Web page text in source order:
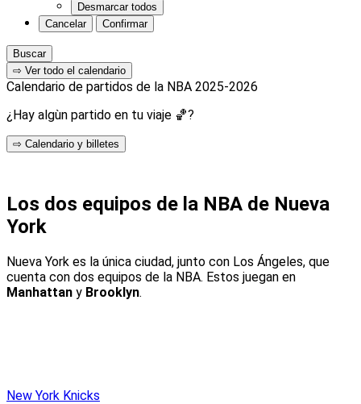
Desmarcar todos
Cancelar
Confirmar
Buscar
⇨ Ver todo el calendario
Calendario de partidos de la NBA 2025-2026
¿Hay algùn partido en tu viaje 🏀?
⇨ Calendario y billetes
Los dos equipos de la NBA de Nueva
York
Nueva York es la única ciudad, junto con Los Ángeles, que
cuenta con dos equipos de la NBA. Estos juegan en
Manhattan y Brooklyn.
New York Knicks